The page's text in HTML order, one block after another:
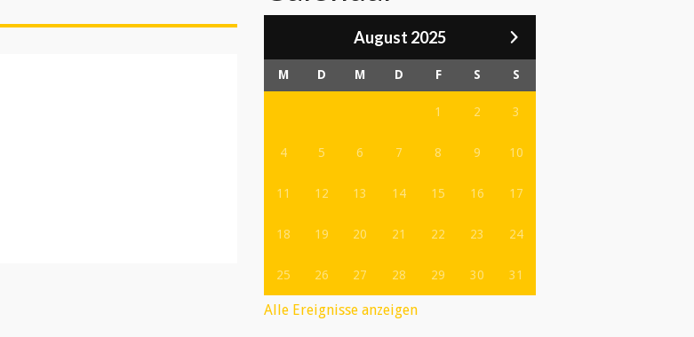
August 2025
M D M D F S S
1 2 3
4 5 6 7 8 9 10
11 12 13 14 15 16 17
18 19 20 21 22 23 24
25 26 27 28 29 30 31
Alle Ereignisse anzeigen